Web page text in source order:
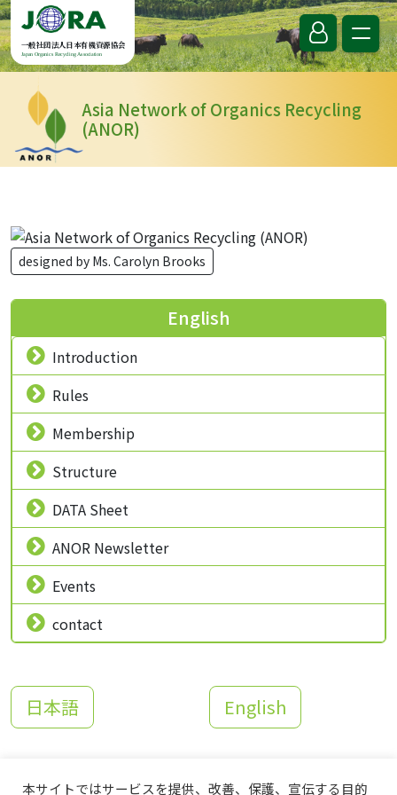
Skip to content
一般社団法人日本有機資源協会
Japan Organics Recycling Association
Asia Network of Organics Recycling
(ANOR)
designed by Ms. Carolyn Brooks
English
Introduction
Rules
Membership
Structure
DATA Sheet
ANOR Newsletter
Events
contact
日本語 English
本サイトではサービスを提供、改善、保護、宣伝する目的